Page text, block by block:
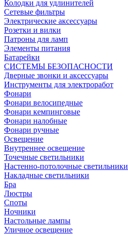
Колодки для удлинителей
Сетевые фильтры
Электрические аксессуары
Розетки и вилки
Патроны для ламп
Элементы питания
Батарейки
СИСТЕМЫ БЕЗОПАСНОСТИ
Дверные звонки и аксессуары
Инструменты для электроработ
Фонари
Фонари велосипедные
Фонари кемпинговые
Фонари налобные
Фонари ручные
Освещение
Внутреннее освещение
Точечные светильники
Настенно-потолочные светильники
Накладные светильники
Бра
Люстры
Споты
Ночники
Настольные лампы
Уличное освещение